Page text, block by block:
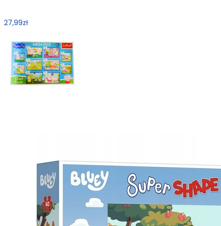
27,99zł